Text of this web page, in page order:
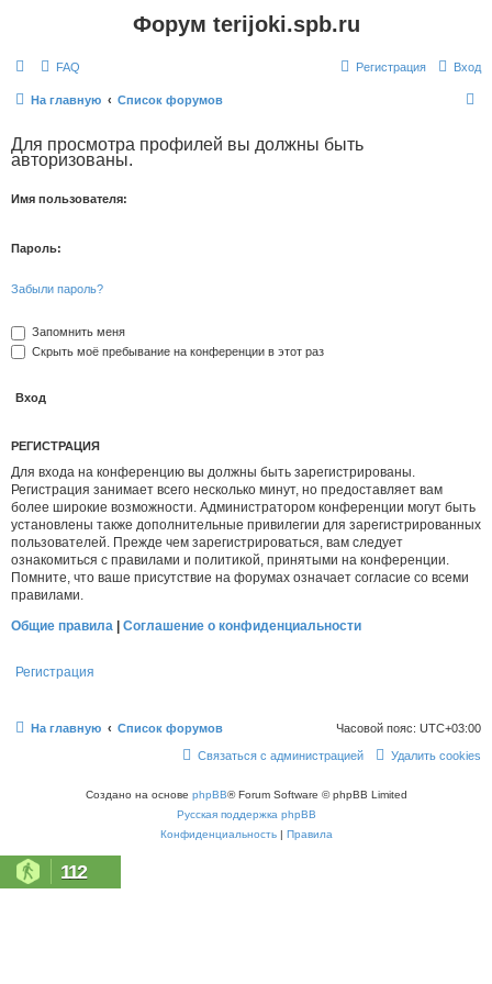
Форум terijoki.spb.ru
FAQ Вход
Регистрация
На главную Список форумов
Для просмотра профилей вы должны быть
авторизованы.
Имя пользователя:
Пароль:
Забыли пароль?
Запомнить меня
Скрыть моё пребывание на конференции в этот раз
РЕГИСТРАЦИЯ
Для входа на конференцию вы должны быть зарегистрированы.
Регистрация занимает всего несколько минут, но предоставляет вам
более широкие возможности. Администратором конференции могут быть
установлены также дополнительные привилегии для зарегистрированных
пользователей. Прежде чем зарегистрироваться, вам следует
ознакомиться с правилами и политикой, принятыми на конференции.
Помните, что ваше присутствие на форумах означает согласие со всеми
правилами.
Общие правила | Соглашение о конфиденциальности
Регистрация
На главную Список форумов Часовой пояс: UTC+03:00
Удалить cookies
Связаться с администрацией
Создано на основе phpBB® Forum Software © phpBB Limited
Русская поддержка phpBB
Конфиденциальность| Правила
112